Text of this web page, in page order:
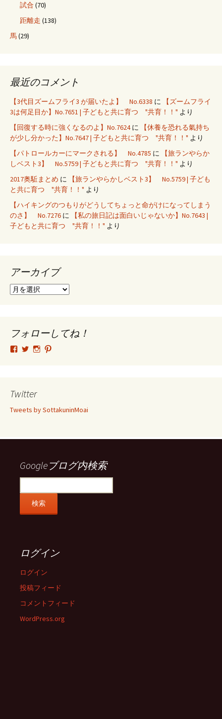
試合 (70)
距離走 (138)
馬(29)
最近のコメント
【3代目ズームフライ3 が届いたよ】 No.6338 に
【ズームフライ
3は何足目か】No.7651 | 子どもと共に育つ "共育！！" より
【回復する時に強くなるのよ】No.7624に
【休養を恐れる氣持ち
が少し分かった】No.7647 | 子どもと共に育つ "共育！！" より
【パトロールカーにマークされる】 No.4785 に
【旅ランやらか
しベスト3】 No.5759 | 子どもと共に育つ "共育！！" より
2017奥駈まとめ に
【旅ランやらかしベスト3】 No.5759 | 子ども
と共に育つ "共育！！" より
【ハイキングのつもりがどうしてちょっと命がけになってしまう
のさ】 No.7276 に
【私の旅日記は面白いじゃないか】No.7643 |
子どもと共に育つ "共育！！" より
アーカイブ
ア
ブ
フォローしてね！
tsutomu.hattori.33
フ
ー
SottakuninMoai
フ
ー
tsutomu.hattori.33
ー
示
ー
示
Twitter
Tweets by SottakuninMoai
Googleブログ内検索
ログイン
ログイン
投稿フィード
コメントフィード
WordPress.org